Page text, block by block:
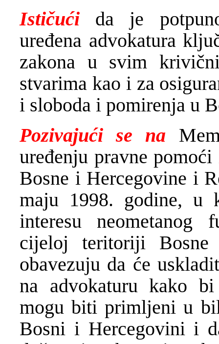
Ističući da je
uređena advokatura
zakona u svim
stvarima kao i za
i sloboda i pomirenja u
Pozivajući se na
uređenju pravne
Bosne i Hercegovine i
maju 1998. godine,
interesu neometanog
cijeloj teritoriji Bosne
obavezuju da će
na advokaturu kako
mogu biti primljeni u
Bosni i Hercegovini i